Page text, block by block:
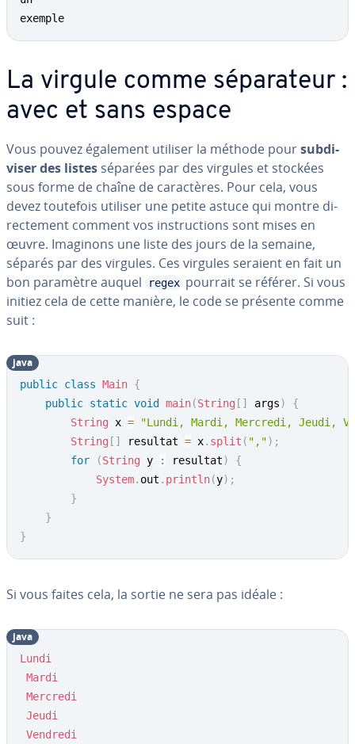
exemple
La virgule comme sé­pa­ra­teur :
avec et sans espace
Vous pouvez également utiliser la méthode poursub­di­
vi­ser des listes séparées par des virgules et stockées
sous forme de chaîne de ca­rac­tères. Pour cela, vous
devez toutefois utiliser une petite astuce qui montre di­
rec­te­ment comment vos ins­truc­tions sont mises en
œuvre. Imaginons une liste des jours de la semaine,
séparés par des virgules. Ces virgules seraient en fait un
bon paramètre auquel
regex pourrait se référer. Si vous
initiez cela de cette manière, le code se présente comme
suit :
public class Main {
public static void main(String [ ] args)
{
String x =
"Lundi, Mardi, Mercredi, Jeudi,
String [ ] resultat = x. split ( ",") ;
for
(String y : resultat)
{
System. out . println(y) ;
}
}
}
java
Si vous faites cela, la sortie ne sera pas idéale :
Lundi
Mardi
Mercredi
Jeudi
Vendredi
java